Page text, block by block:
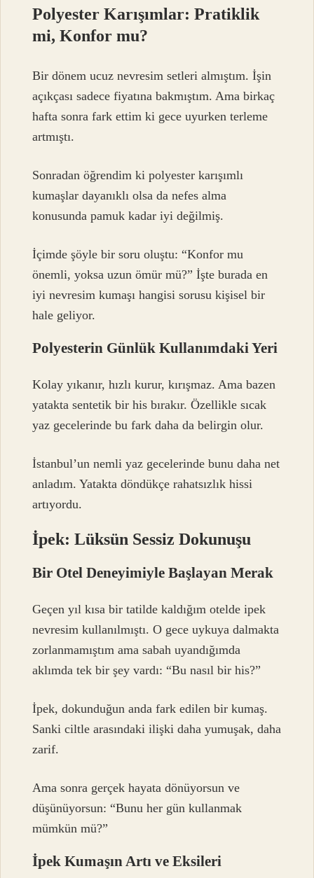
Polyester Karışımlar: Pratiklik
mi, Konfor mu?
Bir dönem ucuz nevresim setleri almıştım. İşin
açıkçası sadece fiyatına bakmıştım. Ama birkaç
hafta sonra fark ettim ki gece uyurken terleme
artmıştı.
Sonradan öğrendim ki polyester karışımlı
kumaşlar dayanıklı olsa da nefes alma
konusunda pamuk kadar iyi değilmiş.
İçimde şöyle bir soru oluştu: “Konfor mu
önemli, yoksa uzun ömür mü?” İşte burada en
iyi nevresim kumaşı hangisi sorusu kişisel bir
hale geliyor.
Polyesterin Günlük Kullanımdaki Yeri
Kolay yıkanır, hızlı kurur, kırışmaz. Ama bazen
yatakta sentetik bir his bırakır. Özellikle sıcak
yaz gecelerinde bu fark daha da belirgin olur.
İstanbul’un nemli yaz gecelerinde bunu daha net
anladım. Yatakta döndükçe rahatsızlık hissi
artıyordu.
İpek: Lüksün Sessiz Dokunuşu
Bir Otel Deneyimiyle Başlayan Merak
Geçen yıl kısa bir tatilde kaldığım otelde ipek
nevresim kullanılmıştı. O gece uykuya dalmakta
zorlanmamıştım ama sabah uyandığımda
aklımda tek bir şey vardı: “Bu nasıl bir his?”
İpek, dokunduğun anda fark edilen bir kumaş.
Sanki ciltle arasındaki ilişki daha yumuşak, daha
zarif.
Ama sonra gerçek hayata dönüyorsun ve
düşünüyorsun: “Bunu her gün kullanmak
mümkün mü?”
İpek Kumaşın Artı ve Eksileri